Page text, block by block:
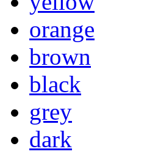
orange
brown
black
grey
dark